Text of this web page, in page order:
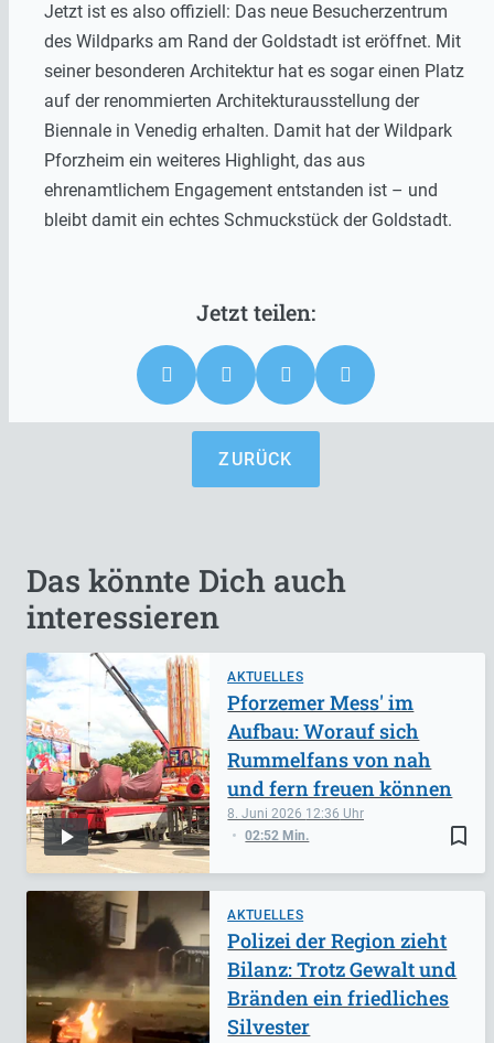
Jetzt ist es also offiziell: Das neue Besucherzentrum
des Wildparks am Rand der Goldstadt ist eröffnet. Mit
seiner besonderen Architektur hat es sogar einen Platz
auf der renommierten Architekturausstellung der
Biennale in Venedig erhalten. Damit hat der Wildpark
Pforzheim ein weiteres Highlight, das aus
ehrenamtlichem Engagement entstanden ist – und
bleibt damit ein echtes Schmuckstück der Goldstadt.
ZURÜCK
Das könnte Dich auch
interessieren
AKTUELLES
bookmark_border
8. Juni 2026 12:36
02:52 Min.
Pforzemer Mess' im
Aufbau: Worauf sich
Rummelfans von nah
und fern freuen können
AKTUELLES
Polizei der Region zieht
Bilanz: Trotz Gewalt und
Bränden ein friedliches
Silvester